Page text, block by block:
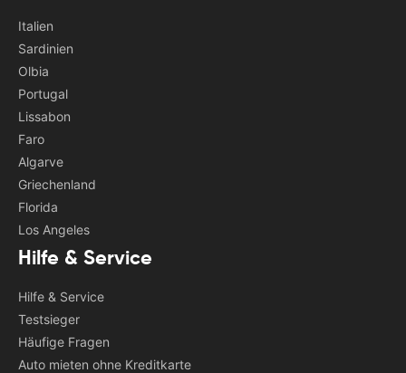
Italien
Sardinien
Olbia
Portugal
Lissabon
Faro
Algarve
Griechenland
Florida
Los Angeles
Hilfe & Service
Hilfe & Service
Testsieger
Häufige Fragen
Auto mieten ohne Kreditkarte